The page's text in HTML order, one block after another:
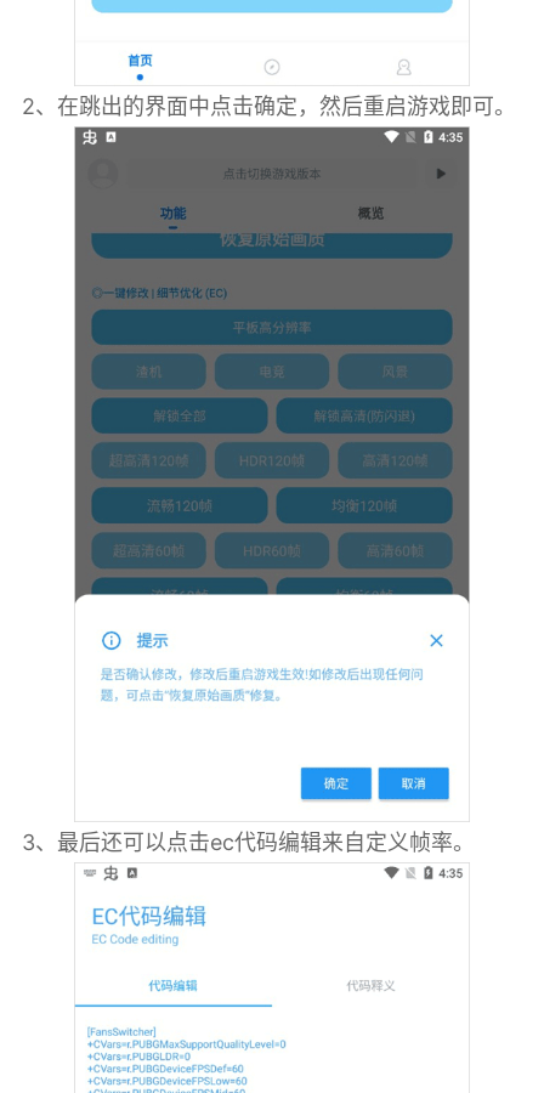
2、在跳出的界面中点击确定，然后重启游戏即可。
3、最后还可以点击ec代码编辑来自定义帧率。